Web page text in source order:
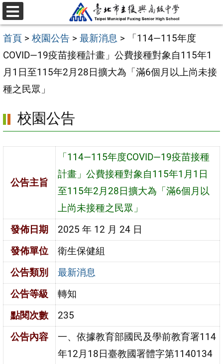
跳
至
主
要
內
容
選
單
首頁 > 校園公告 > 最新消息 >
「114—115年度
COVID—19疫苗接種計畫」公費接種對象自115年1
月1日至115年2月28日擴大為「滿6個月以上尚未接
種之民眾」
校園公告
公告主旨
「114—115年度COVID—19疫苗接種
計畫」公費接種對象自115年1月1日
至115年2月28日擴大為「滿6個月以
上尚未接種之民眾」
發佈日期
2025 年 12 月 24 日
發佈單位
衛生保健組
公告類別
最新消息
公告等級
轉知
點閱次數
235
公告內容
一、依據教育部國民及學前教育署114
年12月18日臺教國署體字第1140134